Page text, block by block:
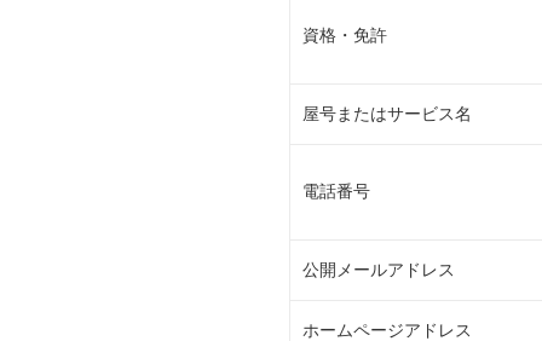
資格・免許
屋号またはサービス名
電話番号
公開メールアドレス
ホームページアドレス